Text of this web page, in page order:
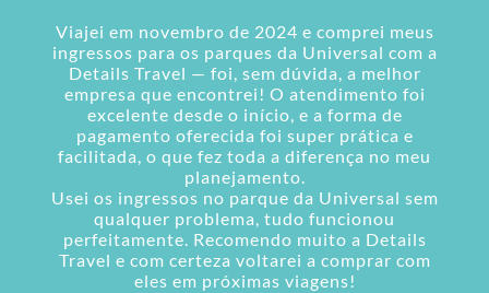
Viajei em novembro de 2024 e comprei meus
ingressos para os parques da Universal com a
Details Travel — foi, sem dúvida, a melhor
empresa que encontrei! O atendimento foi
excelente desde o início, e a forma de
pagamento oferecida foi super prática e
facilitada, o que fez toda a diferença no meu
planejamento.
Usei os ingressos no parque da Universal sem
qualquer problema, tudo funcionou
perfeitamente. Recomendo muito a Details
Travel e com certeza voltarei a comprar com
eles em próximas viagens!